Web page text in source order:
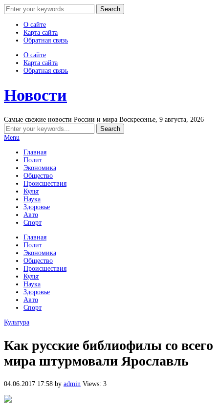
О сайте
Карта сайта
Обратная связь
О сайте
Карта сайта
Обратная связь
Новости
Самые свежие новости России и мира Воскресенье, 9 августа, 2026
Menu
Главная
Полит
Экономика
Общество
Происшествия
Культ
Наука
Здоровье
Авто
Спорт
Главная
Полит
Экономика
Общество
Происшествия
Культ
Наука
Здоровье
Авто
Спорт
Культура
Как русские библиофилы со всего
мира штурмовали Ярославль
04.06.2017 17:58 by admin Views: 3